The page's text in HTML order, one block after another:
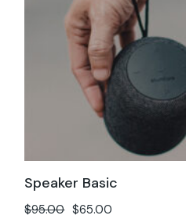
Speaker Basic
$95.00 $65.00